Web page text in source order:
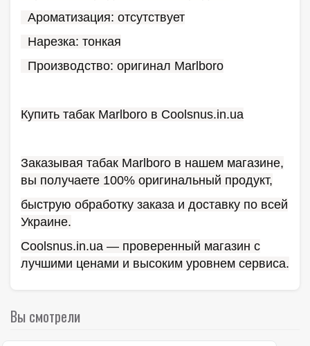
Ароматизация: отсутствует
Нарезка: тонкая
Производство: оригинал Marlboro
Купить табак Marlboro в Coolsnus.in.ua
Заказывая табак Marlboro в нашем магазине,
вы получаете 100% оригинальный продукт,
быструю обработку заказа и доставку по всей
Украине.
Coolsnus.in.ua — проверенный магазин с
лучшими ценами и высоким уровнем сервиса.
Вы смотрели